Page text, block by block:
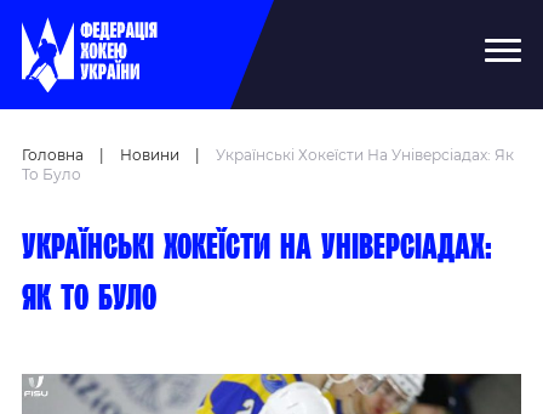
Головна Новини
Українські Хокеїсти На Універсіадах: Як
То Було
Українські хокеїсти на Універсіадах:
як то було